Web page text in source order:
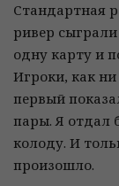
Стандартная
ривер сыграли
одну карту и
Игроки, как
первый
пары. Я отдал
колоду. И
произошло.